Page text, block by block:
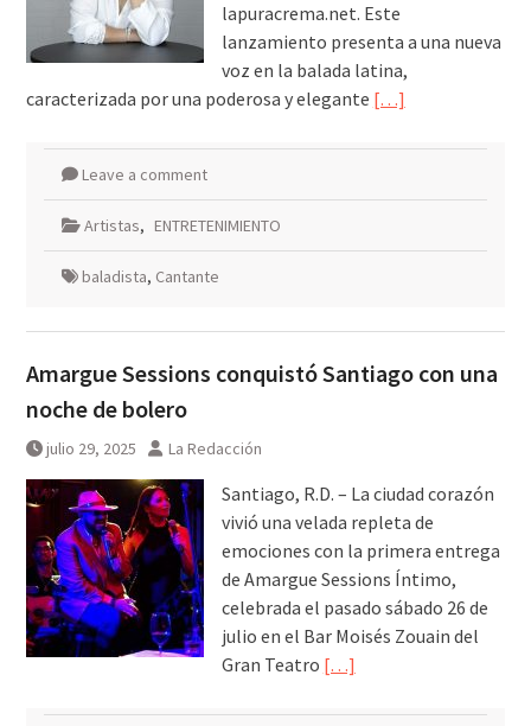
lapuracrema.net. Este
lanzamiento presenta a una nueva
voz en la balada latina,
caracterizada por una poderosa y elegante […]
Leave a comment
Artistas, ENTRETENIMIENTO
baladista, Cantante
Amargue Sessions conquistó Santiago con una
noche de bolero
julio 29, 2025 La Redacción
Santiago, R.D. – La ciudad corazón
vivió una velada repleta de
emociones con la primera entrega
de Amargue Sessions Íntimo,
celebrada el pasado sábado 26 de
julio en el Bar Moisés Zouain del
Gran Teatro […]